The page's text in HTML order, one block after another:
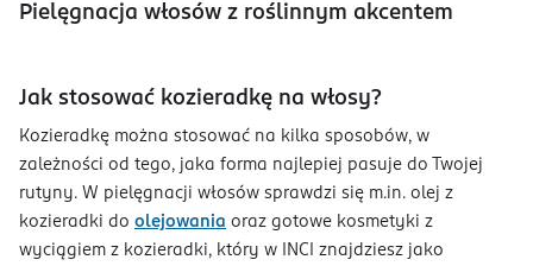
Pielęgnacja włosów z roślinnym akcentem
Jak stosować kozieradkę na włosy?
Kozieradkę można stosować na kilka sposobów, w
zależności od tego, jaka forma najlepiej pasuje do Twojej
rutyny. W pielęgnacji włosów sprawdzi się m.in. olej z
kozieradki do olejowania oraz gotowe kosmetyki z
wyciągiem z kozieradki, który w INCI znajdziesz jako